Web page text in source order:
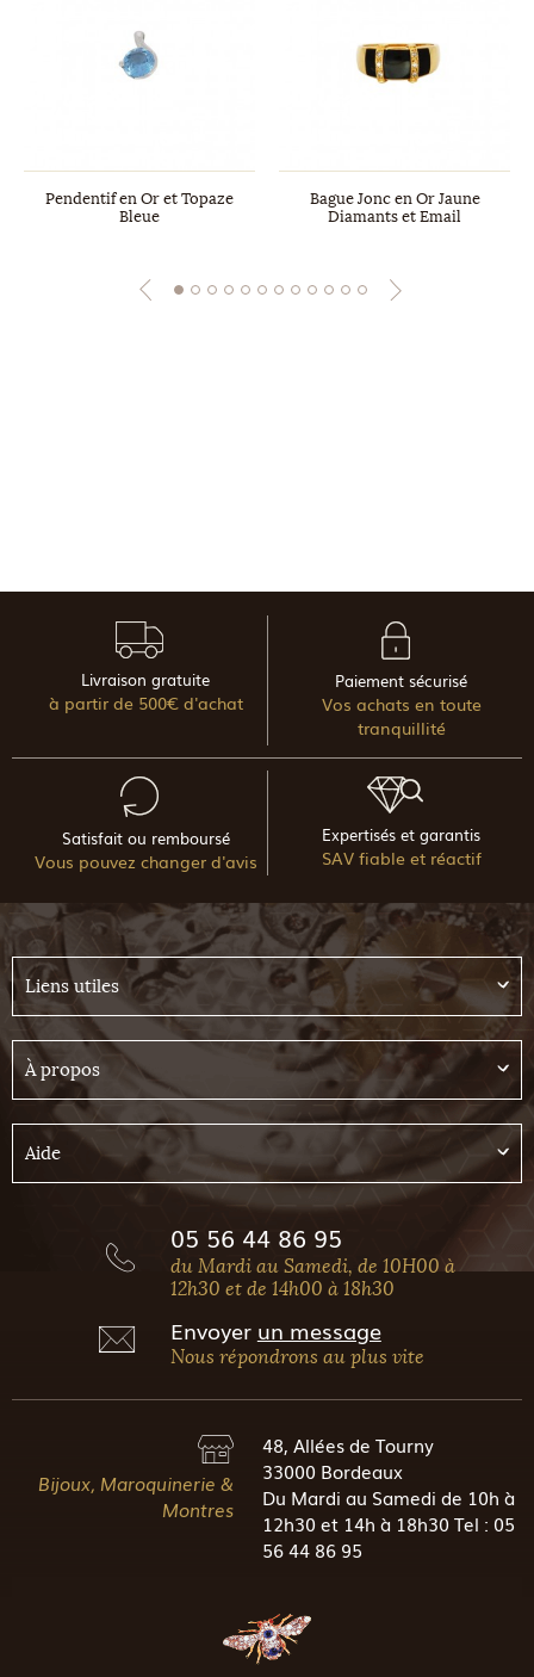
Pendentif en Or et Topaze
Bleue
Bague Jonc en Or Jaune
Diamants et Email
Livraison gratuite
à partir de 500€ d'achat
Paiement sécurisé
Vos achats en toute
tranquillité
Satisfait ou remboursé
Vous pouvez changer d'avis
Expertisés et garantis
SAV fiable et réactif
Liens utiles
À propos
Aide
05 56 44 86 95
du Mardi au Samedi, de 10H00 à
12h30 et de 14h00 à 18h30
Envoyer un message
Nous répondrons au plus vite
Bijoux, Maroquinerie &
Montres
48, Allées de Tourny
33000 Bordeaux
Du Mardi au Samedi de 10h à
12h30 et 14h à 18h30 Tel : 05
56 44 86 95